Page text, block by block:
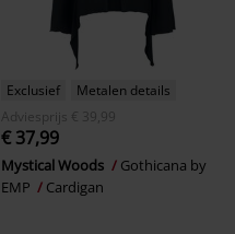
Exclusief
Metalen details
Adviesprijs
€ 39,99
€ 37,99
Mystical Woods
Gothicana by
EMP
Cardigan